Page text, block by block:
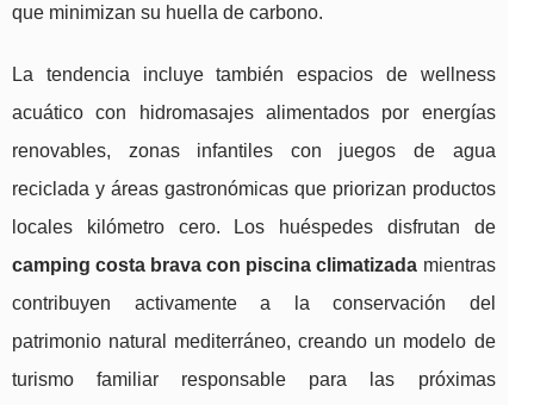
que minimizan su huella de carbono.
La tendencia incluye también espacios de wellness
acuático con hidromasajes alimentados por energías
renovables, zonas infantiles con juegos de agua
reciclada y áreas gastronómicas que priorizan productos
locales kilómetro cero. Los huéspedes disfrutan de
camping costa brava con piscina climatizada mientras
contribuyen activamente a la conservación del
patrimonio natural mediterráneo, creando un modelo de
turismo familiar responsable para las próximas